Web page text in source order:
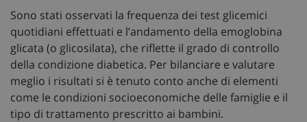
Sono stati osservati la frequenza dei test glicemici
quotidiani effettuati e l’andamento della emoglobina
glicata (o glicosilata), che riflette il grado di controllo
della condizione diabetica. Per bilanciare e valutare
meglio i risultati si è tenuto conto anche di elementi
come le condizioni socioeconomiche delle famiglie e il
tipo di trattamento prescritto ai bambini.